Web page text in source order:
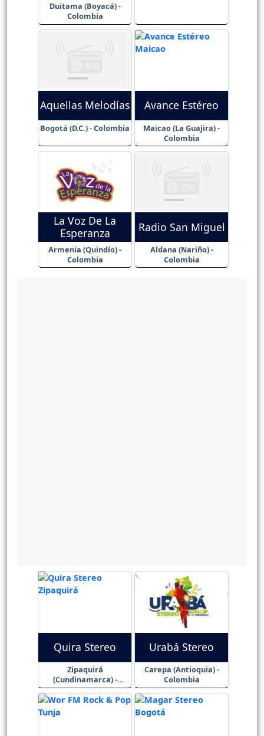
Duitama (Boyacá) -
Colombia
Aquellas Melodías
Bogotá (D.C.) - Colombia
Avance Estéreo
Maicao (La Guajira) -
Colombia
La Voz De La
Esperanza
Armenia (Quindío) -
Colombia
Radio San Miguel
Aldana (Nariño) -
Colombia
Quira Stereo
Zipaquirá
(Cundinamarca) -
Colombia
Urabá Stereo
Carepa (Antioquia) -
Colombia